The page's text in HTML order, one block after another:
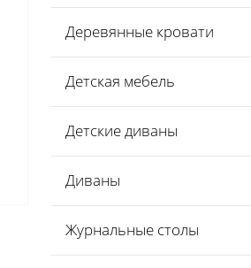
Деревянные кровати
Детская мебель
Детские диваны
Диваны
Журнальные столы